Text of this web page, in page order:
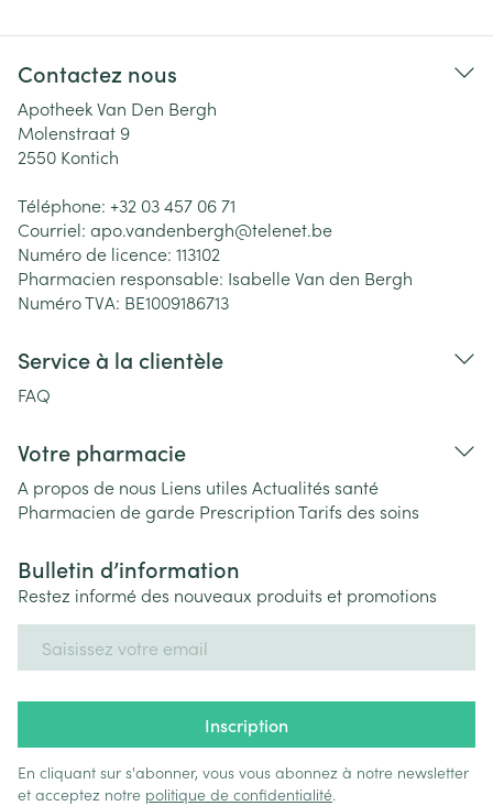
Contactez nous
Apotheek Van Den Bergh
Molenstraat 9
2550 Kontich
Téléphone: +32 03 457 06 71
Courriel: apo.vandenbergh@telenet.be
Numéro de licence: 113102
Pharmacien responsable: Isabelle Van den Bergh
Numéro TVA: BE1009186713
Service à la clientèle
FAQ
Votre pharmacie
A propos de nous Liens utiles Actualités santé
Pharmacien de garde PrescriptionTarifs des soins
Bulletin d’information
Restez informé des nouveaux produits et promotions
Inscription
En cliquant sur s'abonner, vous vous abonnez à notre newsletter
et acceptez notre politique de confidentialité.